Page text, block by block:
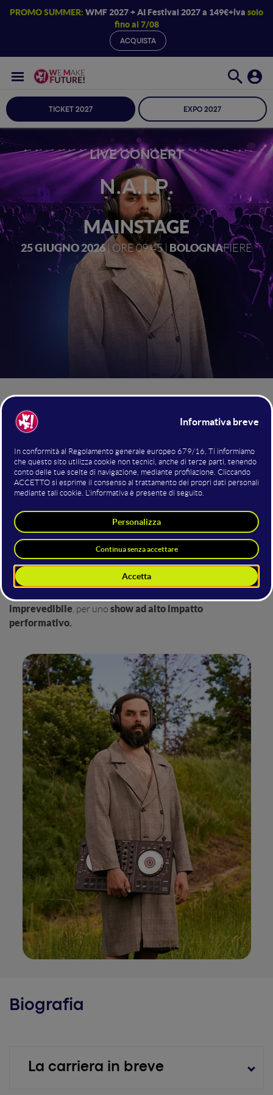
PROMO SUMMER: WMF 2027 + AI Festival 2027 a 149€+iva solo
fino al 7/08
ACQUISTA
TICKET 2027 EXPO 2027
LIVE CONCERT
N.A.I.P.
MAINSTAGE
25 GIUGNO 2026| ORE 09:45 | BOLOGNAFIERE
16
N.A.I.P. torna al WMF - We Make
Future!
Il 25 giugno sul mainstage del WMF è stato protagonista
N.A.I.P., acronimo di “nessun artista in particolare”, progetto
musicale di Michelangelo Mercuri. Artista e performer tra i
più originali della scena italiana, N.A.I.P.unisce elettronica,
synth, loop station, chitarra e vocein un linguaggio sonoro
sperimentale e fortemente identitario, tra cantautorato ed
elettronica contemporanea.
imprevedibile , per uno show ad alto impatto
performativo.
Biografia
La carriera in breve